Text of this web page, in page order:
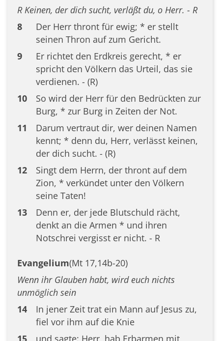
R Keinen, der dich sucht, verläßt du, o Herr. - R
8
Der Herr thront für ewig; * er stellt
seinen Thron auf zum Gericht.
9
Er richtet den Erdkreis gerecht, * er
spricht den Völkern das Urteil, das sie
verdienen. - (R)
10
So wird der Herr für den Bedrückten zur
Burg, * zur Burg in Zeiten der Not.
11
Darum vertraut dir, wer deinen Namen
kennt; * denn du, Herr, verlässt keinen,
der dich sucht. - (R)
12
Singt dem Herrn, der thront auf dem
Zion, * verkündet unter den Völkern
seine Taten!
13
Denn er, der jede Blutschuld rächt,
denkt an die Armen * und ihren
Notschrei vergisst er nicht. - R
Evangelium(Mt 17,14b-20)
Wenn ihr Glauben habt, wird euch nichts
unmöglich sein
14
In jener Zeit trat ein Mann auf Jesus zu,
fiel vor ihm auf die Knie
15
und sagte: Herr, hab Erbarmen mit